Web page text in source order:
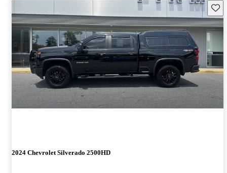
2024 Chevrolet Silverado 2500HD